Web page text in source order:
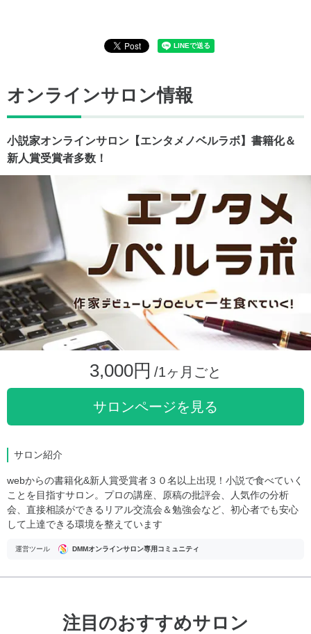
オンラインサロン情報
小説家オンラインサロン【エンタメノベルラボ】書籍化＆
新人賞受賞者多数！
3,000円 /1ヶ月ごと
サロンページを見る
サロン紹介
webからの書籍化&新人賞受賞者３０名以上出現！小説で食べていく
ことを目指すサロン。プロの講座、原稿の批評会、人気作の分析
会、直接相談ができるリアル交流会＆勉強会など、初心者でも安心
して上達できる環境を整えています
運営ツール DMMオンラインサロン専用コミュニティ
注目のおすすめサロン